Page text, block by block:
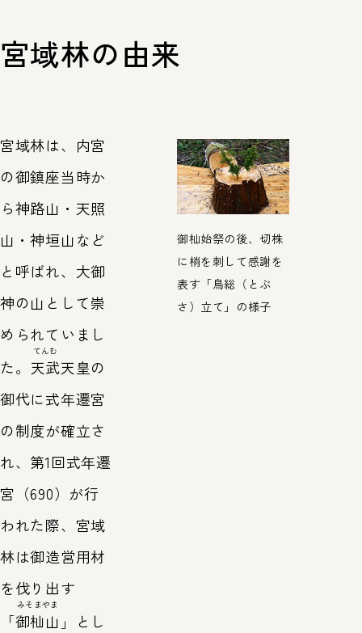
宮域林の由来
宮域林は、内宮
の御鎮座当時か
ら神路山・天照
山・神垣山など
と呼ばれ、大御
神の山として崇
められていまし
た。 天武
てんむ
天皇の
御代に式年遷宮
の制度が確立さ
れ、第1回式年遷
宮（690）が行
われた際、宮域
林は御造営用材
を伐り出す
「御杣山
みそまやま
」とし
御杣始祭の後、切株
に梢を刺して感謝を
表す「鳥総（とぶ
さ）立て」の様子